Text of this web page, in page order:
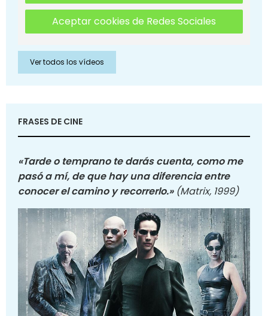
Aceptar cookies de Redes Sociales
Ver todos los vídeos
FRASES DE CINE
«Tarde o temprano te darás cuenta, como me
pasó a mí, de que hay una diferencia entre
conocer el camino y recorrerlo.» (Matrix, 1999)